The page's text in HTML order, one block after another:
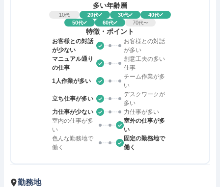
多い年齢層
10代 20代 30代 40代
50代 60代 70代〜
特徴・ポイント
お客様との対話
が少ない
お客様との対話
が多い
マニュアル通り
の仕事
創意工夫の多い
仕事
1人作業が多い
チーム作業が多
い
立ち仕事が多い
デスクワークが
多い
力仕事が少ない
力仕事が多い
室内の仕事が多
い
室外の仕事が多
い
色んな勤務地で
働く
固定の勤務地で
働く
勤務地